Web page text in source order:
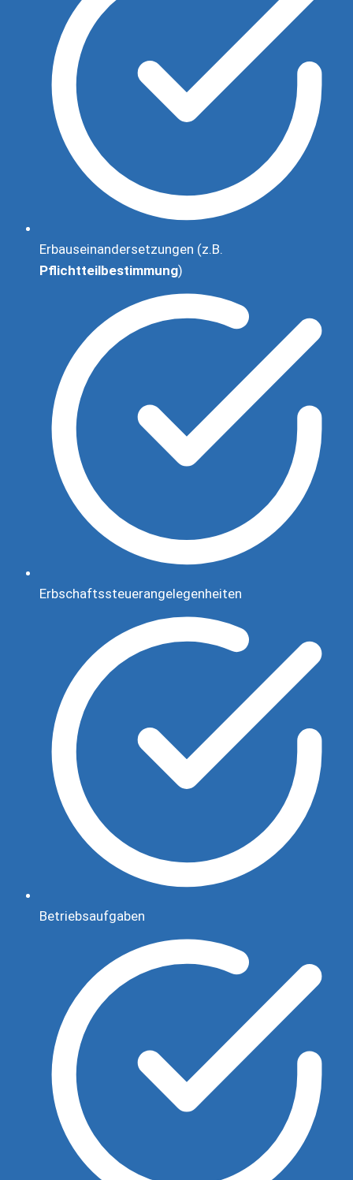
Erbauseinandersetzungen (z.B.
Pflichtteilbestimmung)
Erbschaftssteuerangelegenheiten
Betriebsaufgaben